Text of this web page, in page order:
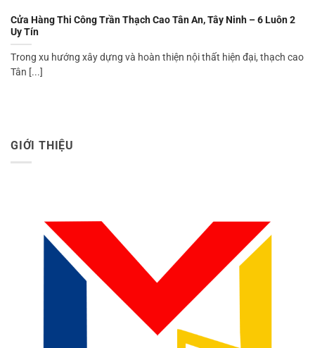
Cửa Hàng Thi Công Trần Thạch Cao Tân An, Tây Ninh – 6 Luôn 2
Uy Tín
Trong xu hướng xây dựng và hoàn thiện nội thất hiện đại, thạch cao
Tân [...]
GIỚI THIỆU